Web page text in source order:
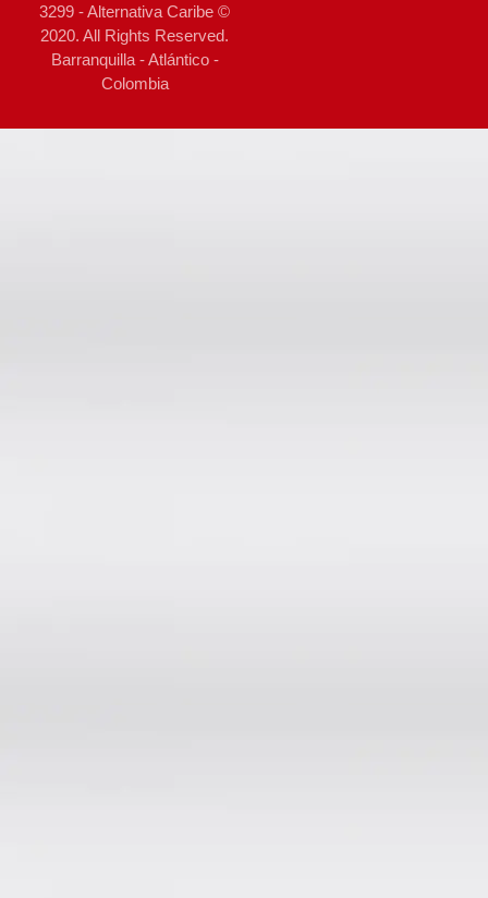
3299 - Alternativa Caribe ©
2020. All Rights Reserved.
Barranquilla - Atlántico -
Colombia